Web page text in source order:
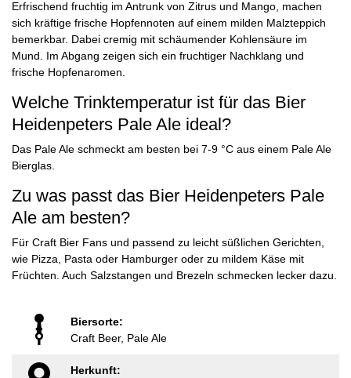
Erfrischend fruchtig im Antrunk von Zitrus und Mango, machen
sich kräftige frische Hopfennoten auf einem milden Malzteppich
bemerkbar. Dabei cremig mit schäumender Kohlensäure im
Mund. Im Abgang zeigen sich ein fruchtiger Nachklang und
frische Hopfenaromen.
Welche Trinktemperatur ist für das Bier
Heidenpeters Pale Ale ideal?
Das Pale Ale schmeckt am besten bei 7-9 °C aus einem Pale Ale
Bierglas.
Zu was passt das Bier Heidenpeters Pale
Ale am besten?
Für Craft Bier Fans und passend zu leicht süßlichen Gerichten,
wie Pizza, Pasta oder Hamburger oder zu mildem Käse mit
Früchten. Auch Salzstangen und Brezeln schmecken lecker dazu.
Biersorte:
Craft Beer, Pale Ale
Herkunft: